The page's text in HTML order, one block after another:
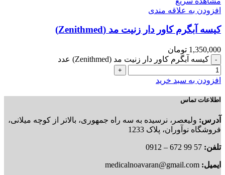
افزودن به علاقه مندی
کیسه آبگرم کاور دار زنیت مد (Zenithmed)
1,350,000 تومان
کیسه آبگرم کاور دار زنیت مد (Zenithmed) عدد
افزودن به سبد خرید
اطلاعات تماس
آدرس: ولیعصر، نرسیده به سه راه جمهوری، بالاتر از کوچه میلانی،
فروشگاه نوآوران، پلاک 1233
تلفن: 57 99 672 – 0912
ایمیل: